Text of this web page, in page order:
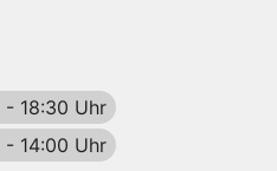
- 18:30 Uhr
- 14:00 Uhr